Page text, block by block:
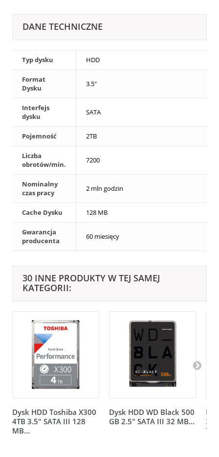
DANE TECHNICZNE
Typ dysku HDD
Format
Dysku
3.5"
Interfejs
dysku
SATA
Pojemność 2TB
Liczba
obrotów/min.
7200
Nominalny
czas pracy
2 mln godzin
Cache Dysku 128 MB
Gwarancja
producenta
60 miesięcy
30 INNE PRODUKTY W TEJ SAMEJ
KATEGORII:
Dysk HDD Toshiba X300
4TB 3.5" SATA III 128
MB...
Dysk HDD WD Black 500
GB 2.5" SATA III 32 MB...